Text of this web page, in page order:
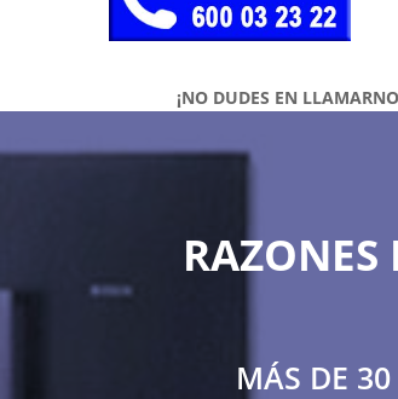
¡NO DUDES EN
RAZONES
MÁS DE